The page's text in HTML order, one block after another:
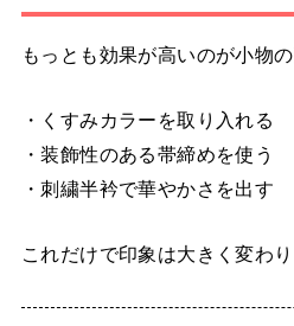
もっとも効果が高いのが小物の
・くすみカラーを取り入れる
・装飾性のある帯締めを使う
・刺繍半衿で華やかさを出す
これだけで印象は大きく変わり